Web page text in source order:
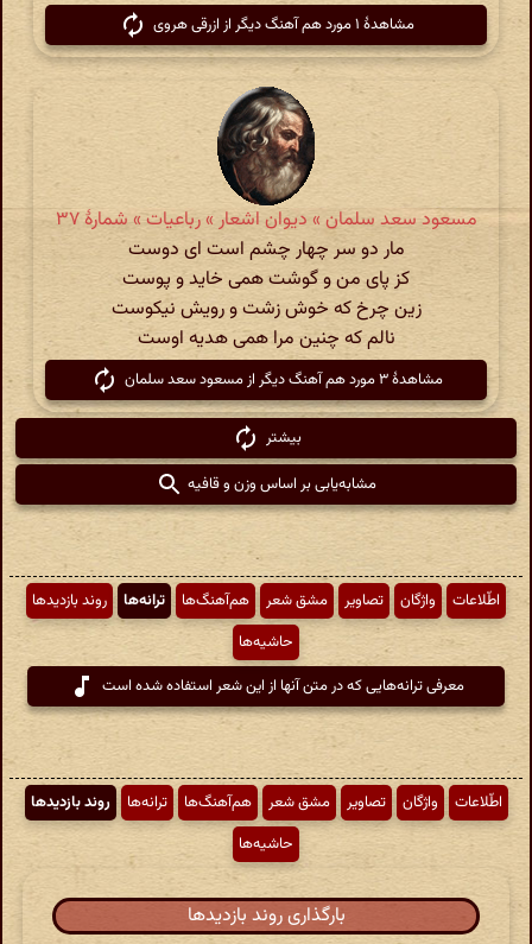
مشاهدهٔ ۱ مورد هم آهنگ دیگر از ازرقی هروی
مسعود سعد سلمان » دیوان اشعار » رباعیات » شمارهٔ ۳۷
مار دو سر چهار چشم است ای دوست
کز پای من و گوشت همی خاید و پوست
زین چرخ که خوش زشت و رویش نیکوست
نالم که چنین مرا همی هدیه اوست
مشاهدهٔ ۳ مورد هم آهنگ دیگر از مسعود سعد سلمان
بیشتر
مشابه‌یابی بر اساس وزن و قافیه
اطّلاعات واژگان تصاویر مشق شعر هم‌آهنگ‌ها ترانه‌ها
روند بازدیدها
حاشیه‌ها
معرفی ترانه‌هایی که در متن آنها از این شعر استفاده شده است
اطّلاعات واژگان تصاویر مشق شعر هم‌آهنگ‌ها ترانه‌ها
روند بازدیدها
حاشیه‌ها
بارگذاری روند بازدیدها